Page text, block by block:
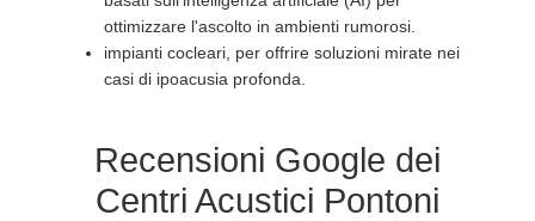
ottimizzare l'ascolto in ambienti rumorosi.
impianti cocleari, per offrire soluzioni mirate nei
casi di ipoacusia profonda.
Recensioni Google dei
Centri Acustici Pontoni